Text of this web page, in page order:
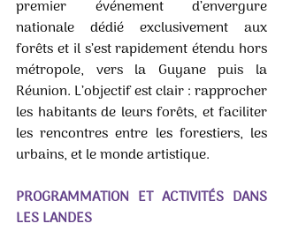
premier événement d’envergure
nationale dédié exclusivement aux
forêts et il s’est rapidement étendu hors
métropole, vers la Guyane puis la
Réunion. L’objectif est clair : rapprocher
les habitants de leurs forêts, et faciliter
les rencontres entre les forestiers, les
urbains, et le monde artistique.
PROGRAMMATION ET ACTIVITÉS DANS
LES LANDES